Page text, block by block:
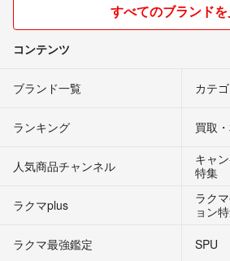
すべてのブランド
コンテンツ
ブランド一覧 カテ
ランキング 買取
人気商品チャンネル
キャ
特集
ラクマplus
ラク
ョン
ラクマ最強鑑定
SPU